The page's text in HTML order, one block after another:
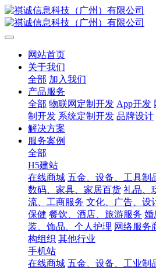
网站首页
关于我们
全部 加入我们
产品服务
全部 物联网定制开发 App开发
制开发 系统定制开发 品牌设计
解决方案
服务案例
全部
H5建站
在线商城 五金、设备、工具制
数码、家具、家居百货 礼品、
流、工商服务 文化、广告、设
保健 餐饮、酒店、旅游服务 婚
装、饰品、个人护理 网络服务
构组织 其他行业
手机站
在线商城 五金、设备、工业制